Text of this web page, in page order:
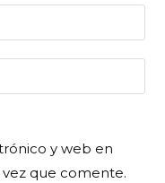
y web en
que comente.